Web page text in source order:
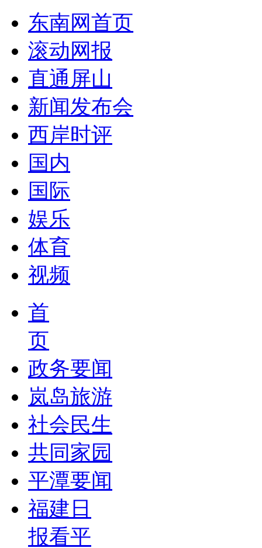
东南网首页
滚动网报
直通屏山
新闻发布会
西岸时评
国内
国际
娱乐
体育
视频
首
页
政务要闻
岚岛旅游
社会民生
共同家园
平潭要闻
福建日
报看平